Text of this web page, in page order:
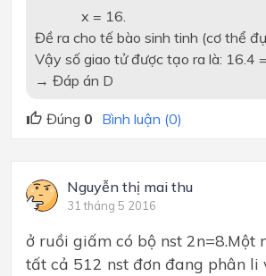
x = 16.
Đề ra cho tế bào sinh tinh (cơ thể
Vậy số giao tử được tạo ra là: 16.4
→ Đáp án D
Đúng 0 Bình luận (0)
Nguyễn thị mai thu
31 tháng 5 2016
ở ruồi giấm có bộ nst 2n=8.Một
tất cả 512 nst đơn đang phân li